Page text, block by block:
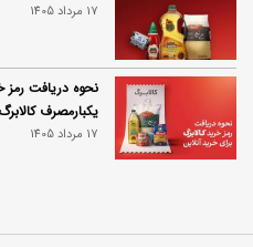
17 مرداد 1405
نحوه دریافت رمز
یکبارمصرف
17 مرداد 1405